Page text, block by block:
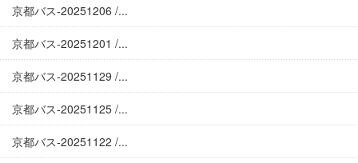
京都バス-20251206 /...
京都バス-20251201 /...
京都バス-20251129 /...
京都バス-20251125 /...
京都バス-20251122 /...